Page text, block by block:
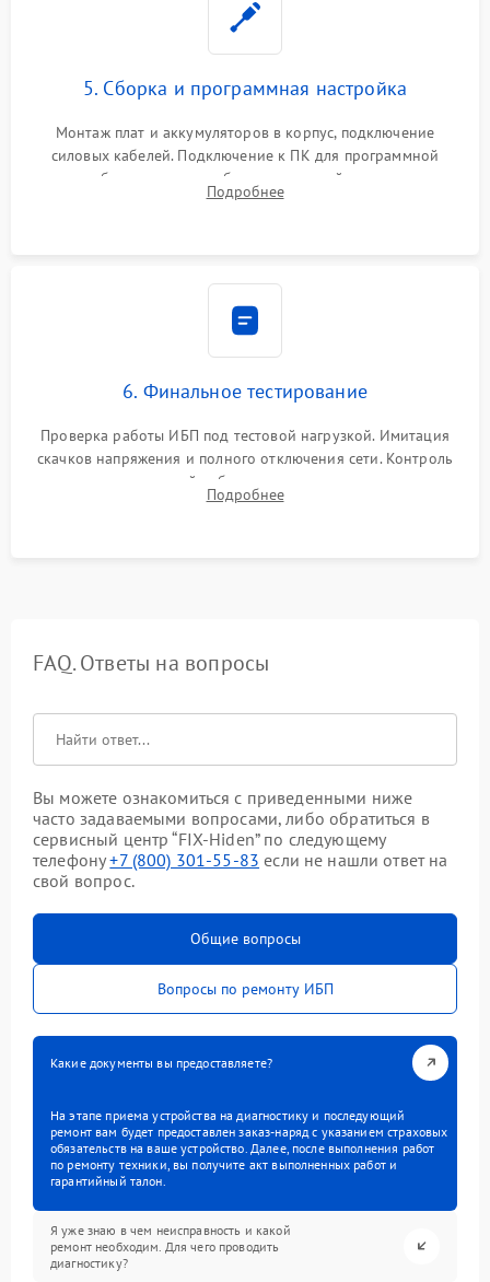
5. Сборка и программная настройка
Монтаж плат и аккумуляторов в корпус, подключение
силовых кабелей. Подключение к ПК для программной
калибровки констант батареи, настройки порогов
срабатывания AVR и сброса счетчиков старения АКБ.
Подробнее
6. Финальное тестирование
Проверка работы ИБП под тестовой нагрузкой. Имитация
скачков напряжения и полного отключения сети. Контроль
времени автономной работы, температурного режима и
корректности формы выходного сигнала.
Подробнее
FAQ. Ответы на вопросы
Вы можете ознакомиться с приведенными ниже
часто задаваемыми вопросами, либо обратиться в
сервисный центр “FIX-Hiden” по следующему
телефону+7 (800) 301-55-83 если не нашли ответ на
свой вопрос.
Общие вопросы
Вопросы по ремонту ИБП
Какие документы вы предоставляете?
На этапе приема устройства на диагностику и последующий
ремонт вам будет предоставлен заказ-наряд с указанием страховых
обязательств на ваше устройство. Далее, после выполнения работ
по ремонту техники, вы получите акт выполненных работ и
гарантийный талон.
Я уже знаю в чем неисправность и какой
ремонт необходим. Для чего проводить
диагностику?